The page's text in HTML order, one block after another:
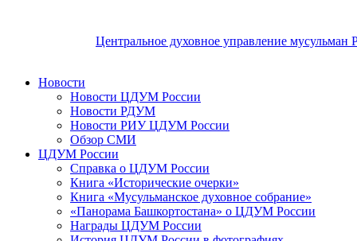
Центральное духовное управление мусульман
Новости
Новости ЦДУМ России
Новости РДУМ
Новости РИУ ЦДУМ России
Обзор СМИ
ЦДУМ России
Справка о ЦДУМ России
Книга «Исторические очерки»
Книга «Мусульманское духовное собрание»
«Панорама Башкортостана» о ЦДУМ России
Награды ЦДУМ России